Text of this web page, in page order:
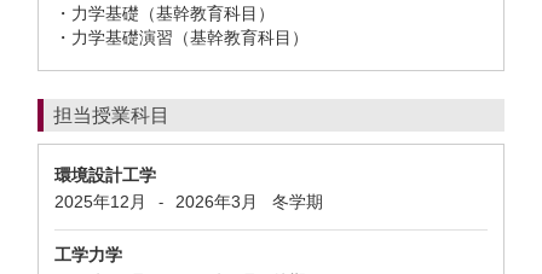
・力学基礎（基幹教育科目）
・力学基礎演習（基幹教育科目）
担当授業科目
環境設計工学
2025年12月
- 2026年3月 冬学期
工学力学